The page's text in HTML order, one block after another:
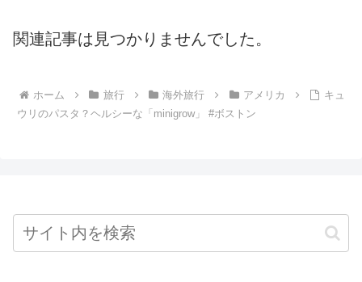
関連記事は見つかりませんでした。
ホーム 旅行 海外旅行 アメリカ
キュ
ウリのパスタ？ヘルシーな「minigrow」 #ボストン